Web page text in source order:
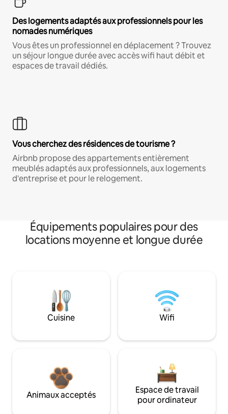
Des logements adaptés aux professionnels pour les
nomades numériques
Vous êtes un professionnel en déplacement ? Trouvez
un séjour longue durée avec accès wifi haut débit et
espaces de travail dédiés.
Vous cherchez des résidences de tourisme ?
Airbnb propose des appartements entièrement
meublés adaptés aux professionnels, aux logements
d'entreprise et pour le relogement.
Équipements populaires pour des
locations moyenne et longue durée
Cuisine Wifi
Animaux acceptés
Espace de travail
pour ordinateur